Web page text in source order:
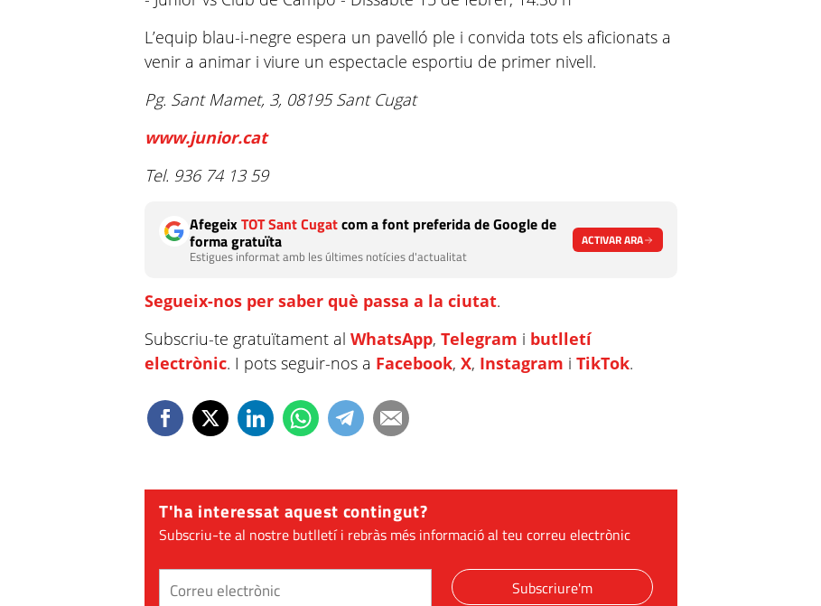
L’equip blau-i-negre espera un pavelló ple i convida tots els aficionats a
venir a animar i viure un espectacle esportiu de primer nivell.
Pg. Sant Mamet, 3, 08195 Sant Cugat
www.junior.cat
Tel. 936 74 13 59
AfegeixTOT Sant Cugatcom a font preferida de Google de
forma gratuïta
Estigues informat amb les últimes notícies d'actualitat
ACTIVAR ARA
Segueix-nos per saber què passa a la ciutat.
Subscriu-te gratuïtament alWhatsApp,Telegram i butlletí
electrònic. I pots seguir-nos a Facebook,X, Instagram iTikTok.
T'ha interessat aquest contingut?
Subscriu-te al nostre butlletí i rebràs més informació al teu correu electrònic
Subscriure'm